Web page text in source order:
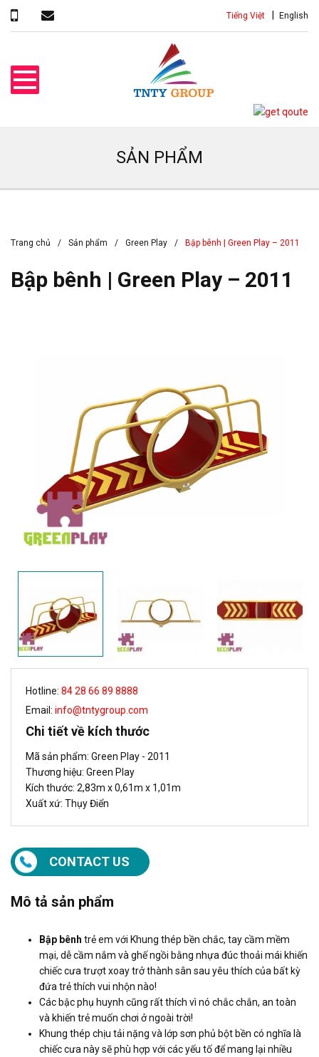
Tiếng Việt English
SẢN PHẨM
Trang chủ Sản phẩm Green Play Bập bênh | Green Play – 2011
Bập bênh | Green Play – 2011
Hotline: 84 28 66 89 8888
Email: info@tntygroup.com
Chi tiết về kích thước
Mã sản phẩm: Green Play - 2011
Thương hiệu: Green Play
Kích thước: 2,83m x 0,61m x 1,01m
Xuất xứ: Thụy Điển
CONTACT US
Mô tả sản phẩm
Bập bênh trẻ em với Khung thép bền chắc, tay cầm mềm
mại, dễ cầm nắm và ghế ngồi bằng nhựa đúc thoải mái khiến
chiếc cưa trượt xoay trở thành sân sau yêu thích của bất kỳ
đứa trẻ thích vui nhộn nào!
Các bậc phụ huynh cũng rất thích vì nó chắc chắn, an toàn
và khiến trẻ muốn chơi ở ngoài trời!
Khung thép chịu tải nặng và lớp sơn phủ bột bền có nghĩa là
chiếc cưa này sẽ phù hợp với các yếu tố để mang lại nhiều